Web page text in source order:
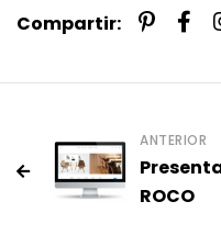
Compartir:
ANTERIOR
ROCO